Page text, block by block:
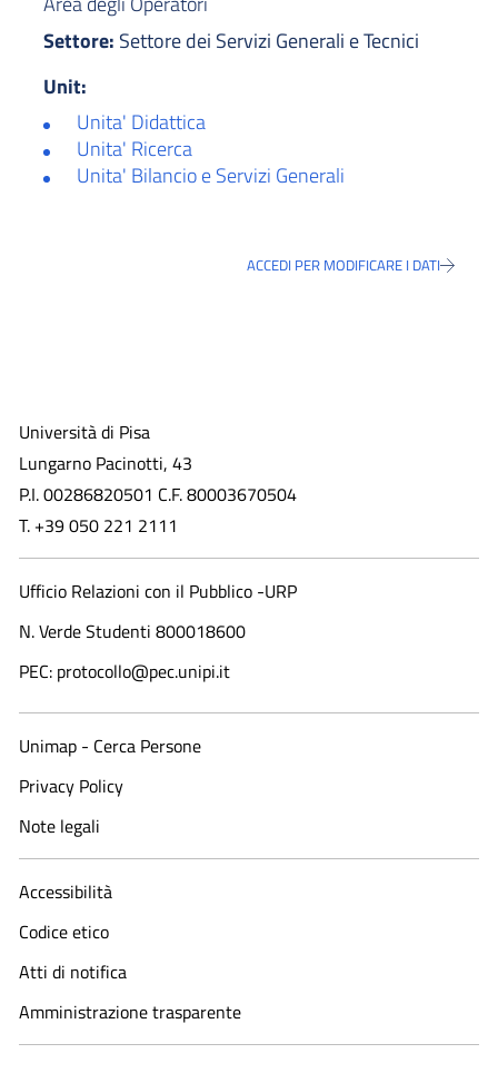
Settore: Settore dei Servizi Generali e Tecnici
Unit:
Unita' Didattica
Unita' Ricerca
Unita' Bilancio e Servizi Generali
ACCEDI PER MODIFICARE I DATI
Università di Pisa
Lungarno Pacinotti, 43
P.I. 00286820501 C.F. 80003670504
T. +39 050 221 2111
Ufficio Relazioni con il Pubblico -URP
N. Verde Studenti 800018600​
PEC: protocollo@pec.unipi.it
Unimap - Cerca Persone
Privacy Policy
Note legali
Accessibilità
Codice etico
Atti di notifica
Amministrazione trasparente